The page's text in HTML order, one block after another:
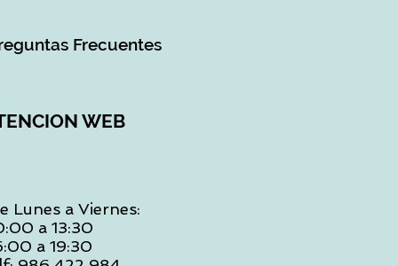
Frecuentes
WEB
Lunes a Viernes:
a 13:30
a 19:30